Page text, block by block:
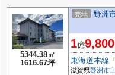
5344.38㎡
1616.67坪
売地 野洲
1億9,800
東海道本線
滋賀県野洲市